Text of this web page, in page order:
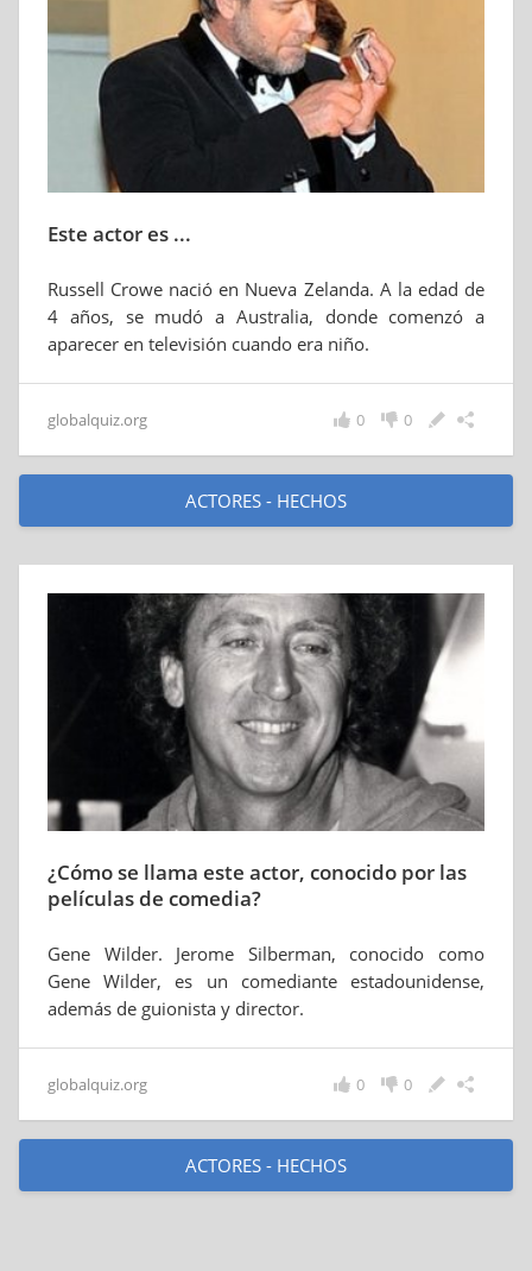
Este actor es ...
Russell Crowe nació en Nueva Zelanda. A la edad de
4 años, se mudó a Australia, donde comenzó a
aparecer en televisión cuando era niño.
globalquiz.org 0
0
ACTORES - HECHOS
¿Cómo se llama este actor, conocido por las
películas de comedia?
Gene Wilder. Jerome Silberman, conocido como
Gene Wilder, es un comediante estadounidense,
además de guionista y director.
globalquiz.org 0
0
ACTORES - HECHOS